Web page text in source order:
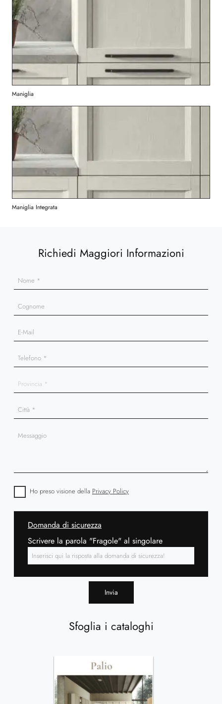
Maniglia
Maniglia Integrata
Sfoglia i cataloghi
Richiedi Maggiori Informazioni
Ho preso visione della Privacy Policy
Domanda di sicurezza
Scrivere la parola "Fragole" al singolare
Invia